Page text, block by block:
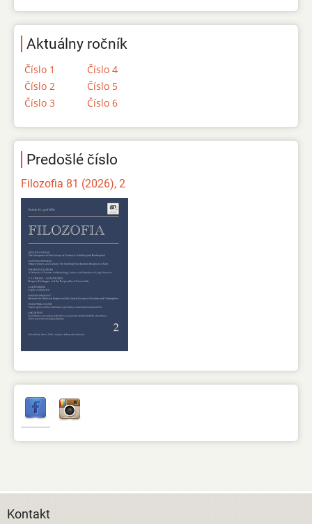
Aktuálny ročník
Číslo 1
Číslo 2
Číslo 3
Číslo 4
Číslo 5
Číslo 6
Predošlé číslo
Filozofia 81 (2026), 2
Kontakt